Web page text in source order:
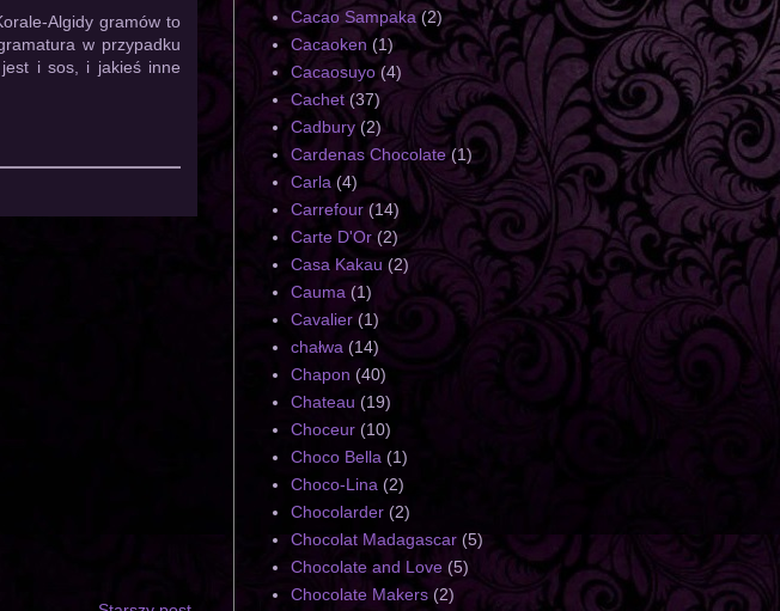
Algidy gramów to
w przypadku
jest i sos, i jakieś inne
Cacao Sampaka (2)
Cacaoken (1)
Cacaosuyo (4)
Cachet (37)
Cadbury (2)
Cardenas Chocolate (1)
Carla (4)
Carrefour (14)
Carte D'Or (2)
Casa Kakau (2)
Cauma (1)
Cavalier (1)
chałwa (14)
Chapon (40)
Chateau (19)
Choceur (10)
Choco Bella (1)
Choco-Lina (2)
Chocolarder (2)
Chocolat Madagascar (5)
Chocolate and Love (5)
Chocolate Makers (2)